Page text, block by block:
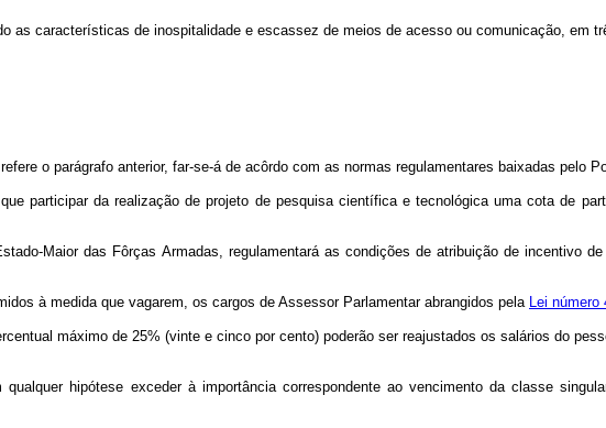
as características de inospitalidade e escassez de meios de acesso ou comunicação, em
o parágrafo anterior, far-se-á de acôrdo com as normas regulamentares baixadas pelo
participar da realização de projeto de pesquisa científica e tecnológica uma cota de
Maior das Fôrças Armadas, regulamentará as condições de atribuição de incentivo
à medida que vagarem, os cargos de Assessor Parlamentar abrangidos pela Lei número
máximo de 25% (vinte e cinco por cento) poderão ser reajustados os salários do
hipótese exceder à importância correspondente ao vencimento da classe